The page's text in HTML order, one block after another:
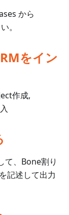
から
。
をイン
作成,
て、Bone割り
記述して出力